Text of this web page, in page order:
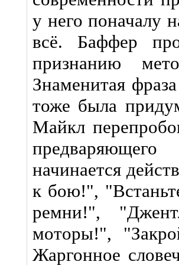
у него поначалу
всё. Баффер
признанию
Знаменитая
тоже была
Майкл
начинается
к бою!",
ремни!",
моторы!",
Жаргонное